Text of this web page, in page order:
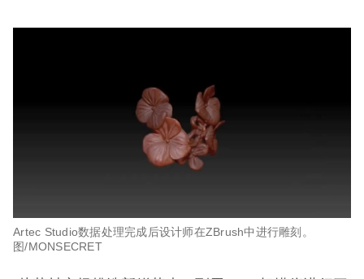
Artec Studio数据处理完成后设计师在ZBrush中进行雕刻。
图/MONSECRET